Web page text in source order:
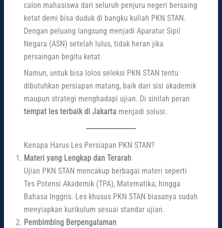
calon mahasiswa dari seluruh penjuru negeri bersaing
ketat demi bisa duduk di bangku kuliah PKN STAN.
Dengan peluang langsung menjadi Aparatur Sipil
Negara (ASN) setelah lulus, tidak heran jika
persaingan begitu ketat.
Namun, untuk bisa lolos seleksi PKN STAN tentu
dibutuhkan persiapan matang, baik dari sisi akademik
maupun strategi menghadapi ujian. Di sinilah peran
tempat les terbaik di Jakarta menjadi solusi.
Kenapa Harus Les Persiapan PKN STAN?
Materi yang Lengkap dan Terarah
Ujian PKN STAN mencakup berbagai materi seperti
Tes Potensi Akademik (TPA), Matematika, hingga
Bahasa Inggris. Les khusus PKN STAN biasanya sudah
menyiapkan kurikulum sesuai standar ujian.
Pembimbing Berpengalaman